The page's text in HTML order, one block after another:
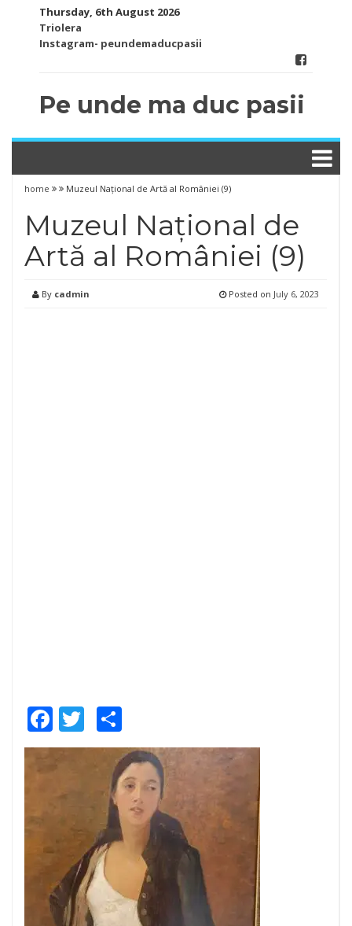
Thursday, 6th August 2026
Triolera
Instagram- peundemaducpasii
Pe unde ma duc pasii
home Muzeul Național de Artă al României (9)
Muzeul Național de
Artă al României (9)
By cadmin Posted on July 6, 2023
Facebook
Twitter